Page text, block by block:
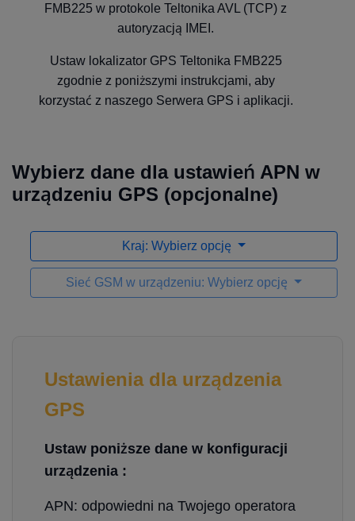
FMB225 w protokole Teltonika AVL (TCP) z
autoryzacją IMEI.
Ustaw lokalizator GPS Teltonika FMB225
zgodnie z poniższymi instrukcjami, aby
korzystać z naszego Serwera GPS i aplikacji.
Wybierz dane dla ustawień APN w
urządzeniu GPS (opcjonalne)
Kraj: Wybierz opcję
Sieć GSM w urządzeniu: Wybierz opcję
Ustawienia dla urządzenia
GPS
Ustaw poniższe dane w konfiguracji
urządzenia :
APN: odpowiedni na Twojego operatora